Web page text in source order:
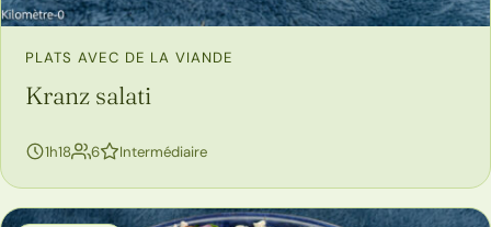
PLATS AVEC DE LA VIANDE
Kranz salati
1h18 6personnes
Intermédiaire